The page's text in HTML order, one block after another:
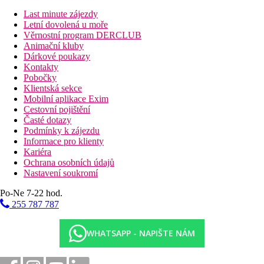
Druh pláže
Hotel přímo u pláže
Bazény
Lehátka u bazénu
Slunečníky u bazénu
Fotogalerie
Last minute zájezdy
Letní dovolená u moře
Věrnostní program DERCLUB
Animační kluby
Dárkové poukazy
Kontakty
Pobočky
Klientská sekce
Mobilní aplikace Exim
Cestovní pojištění
Časté dotazy
Podmínky k zájezdu
Informace pro klienty
Kariéra
Ochrana osobních údajů
Nastavení soukromí
Po-Ne 7-22 hod.
255 787 787
WHATSAPP - NAPIŠTE NÁM